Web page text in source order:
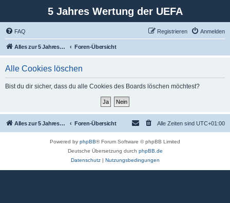
5 Jahres Wertung der UEFA
FAQ Anmelden
Registrieren
Alles zur 5 Jahreswertung / Tabelle der UEFA mit vielen Statistiken. Foren-Übersicht
Alle Cookies löschen
Bist du dir sicher, dass du alle Cookies des Boards löschen möchtest?
Alles zur 5 Jahreswertung / Tabelle der UEFA mit vielen Statistiken. Foren-Übersicht Alle Zeiten sind UTC+01:00
Powered by phpBB® Forum Software © phpBB Limited
Deutsche Übersetzung durch phpBB.de
Datenschutz| Nutzungsbedingungen